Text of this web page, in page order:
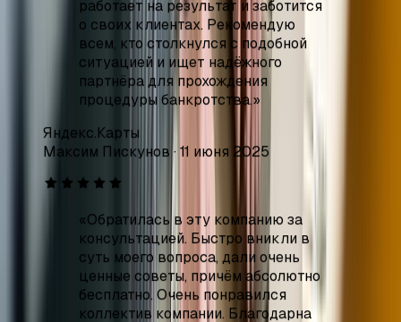
Яндекс.Карты
Максим Пискунов·11 июня 2025
«Обратилась в эту компанию за
консультацией. Быстро вникли в
суть моего вопроса, дали очень
ценные советы, причём абсолютно
бесплатно. Очень понравился
коллектив компании. Благодарна
им очень, впредь буду
рекомендовать своим знакомым.
Большое спасибо!»
Яндекс.Карты
Маша·17 июля 2024